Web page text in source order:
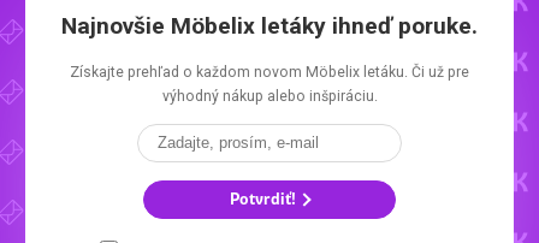
Najnovšie Möbelix letáky ihneď poruke.
Získajte prehľad o každom novom Möbelix letáku. Či už pre
výhodný nákup alebo inšpiráciu.
Potvrdiť!